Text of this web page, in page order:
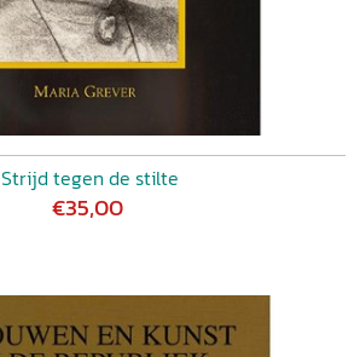
Strijd tegen de stilte
€35,00